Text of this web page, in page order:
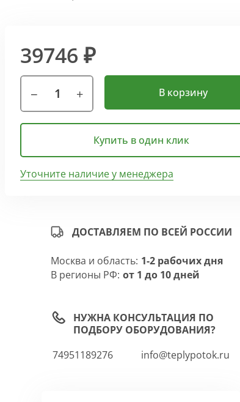
39746 ₽
В корзину
Купить в один клик
Уточните наличие у менеджера
ДОСТАВЛЯЕМ ПО ВСЕЙ РОССИИ
Москва и область: 1-2 рабочих дня
В регионы РФ: от 1 до 10 дней
НУЖНА КОНСУЛЬТАЦИЯ ПО
ПОДБОРУ ОБОРУДОВАНИЯ?
74951189276
info@teplypotok.ru